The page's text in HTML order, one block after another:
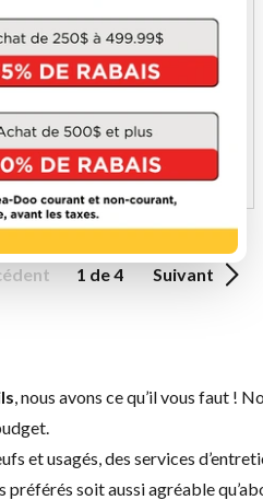
jusqu'à 3 000 $ sur
du 1 août au 30 septembre.
VOIR LA PROMOTION
1 de 4 Suivant
, nous avons ce qu’il vous faut !
etusagés , des services
soit aussi agréable